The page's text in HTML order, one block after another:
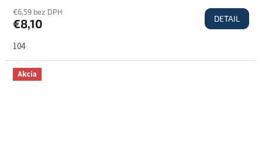
€6,59 bez DPH
€8,10 DETAIL
104
Akcia